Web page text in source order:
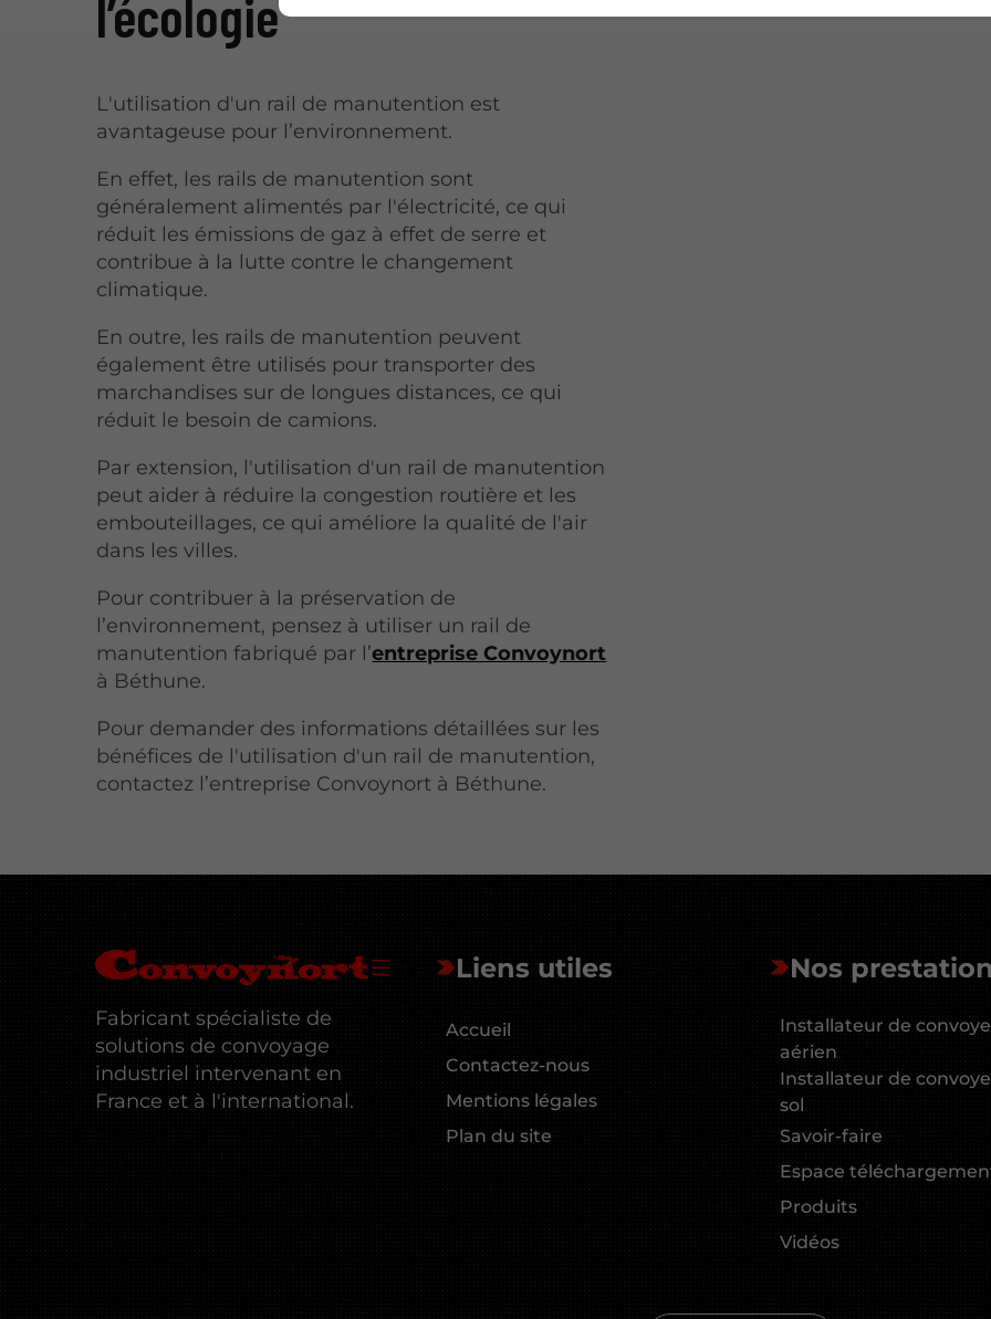
l’écologie
L'utilisation d'un rail de manutention est
avantageuse pour l’environnement.
En effet, les rails de manutention sont
généralement alimentés par l'électricité, ce qui
réduit les émissions de gaz à effet de serre et
contribue à la lutte contre le changement
climatique.
En outre, les rails de manutention peuvent
également être utilisés pour transporter des
marchandises sur de longues distances, ce qui
réduit le besoin de camions.
Par extension, l'utilisation d'un rail de manutention
peut aider à réduire la congestion routière et les
embouteillages, ce qui améliore la qualité de l'air
dans les villes.
Pour contribuer à la préservation de
l’environnement, pensez à utiliser un rail de
manutention fabriqué par l’entreprise Convoynort
à Béthune.
Pour demander des informations détaillées sur les
bénéfices de l'utilisation d'un rail de manutention,
contactez l’entreprise Convoynort à Béthune.
Fabricant spécialiste de
solutions de convoyage
industriel intervenant en
France et à l'international.
Liens utiles
Accueil
Contactez-nous
Mentions légales
Plan du site
Nos
Installateur de
aérien
Installateur de
sol
Savoir-faire
Espace
Produits
Vidéos